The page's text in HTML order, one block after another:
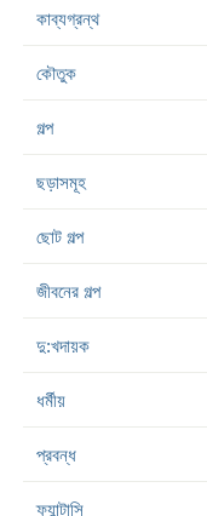
কাব্যগ্রন্থ
কৌতুক
গল্প
ছড়াসমূহ
ছোট গল্প
জীবনের গল্প
দু:খদায়ক
ধর্মীয়
প্রবন্ধ
ফ্যান্টাসি